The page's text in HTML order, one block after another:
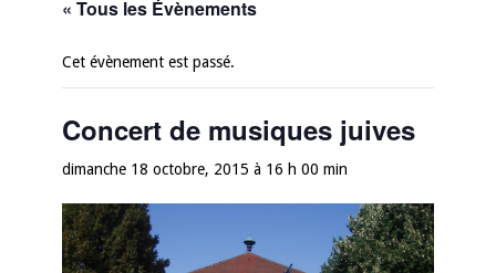
« Tous les Évènements
Cet évènement est passé.
Concert de musiques juives
dimanche 18 octobre, 2015 à 16 h 00 min